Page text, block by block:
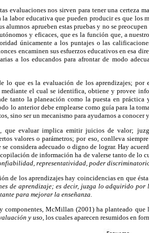
evaluaciones nos sirven para tener una certeza
la labor educativa que pueden producir es que los
alumnos aprueben estas pruebas y no se
y eficaces, que es la función que, a
únicamente a los puntajes o las
encaminen sus esfuerzos educativos en esa
a los educandos para afrontar de modo
lo que es la evaluación de los aprendizajes;
mediante el cual se identifica, obtiene y provee
tanto la planeación como la puesta en
lo anterior debe emplearse como guía para la
sino ser un mecanismo para ayudarnos a
que evaluar implica emitir juicios de valor;
valores o parámetros; por eso, conlleva
considera adecuado o digno de lograr. Hay
de información ha de valerse tanto de
representatividad, poder
de los aprendizajes hay coincidencias en que
de aprendizaje; es decir, juzga lo adquirido
para mejorar la enseñanza.
componentes, McMillan (2001) ha planteado que
y uso, los cuales aparecen resumidos en